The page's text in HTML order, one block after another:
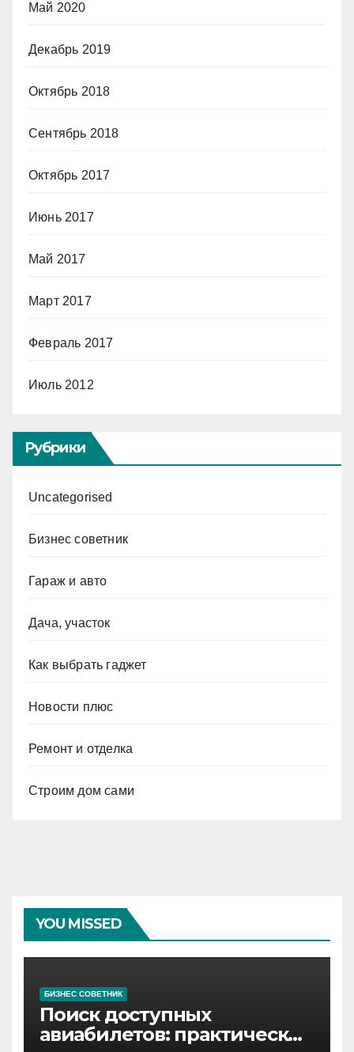
Май 2020
Декабрь 2019
Октябрь 2018
Сентябрь 2018
Октябрь 2017
Июнь 2017
Май 2017
Март 2017
Февраль 2017
Июль 2012
Рубрики
Uncategorised
Бизнес советник
Гараж и авто
Дача, участок
Как выбрать гаджет
Новости плюс
Ремонт и отделка
Строим дом сами
YOU MISSED
БИЗНЕС СОВЕТНИК
Поиск доступных
авиабилетов: практические